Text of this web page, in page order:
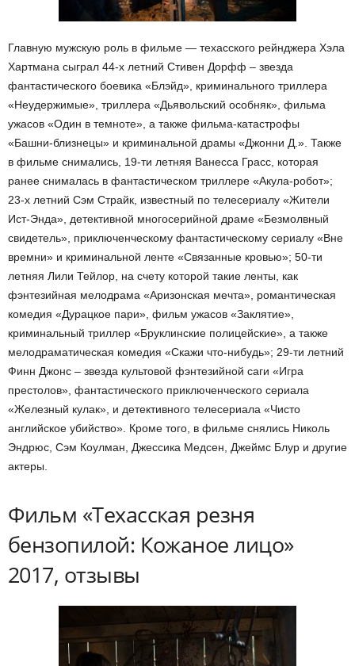
Главную мужскую роль в фильме — техасского рейнджера Хэла
Хартмана сыграл 44-х летний Стивен Дорфф – звезда
фантастического боевика «Блэйд», криминального триллера
«Неудержимые», триллера «Дьявольский особняк», фильма
ужасов «Один в темноте», а также фильма-катастрофы
«Башни-близнецы» и криминальной драмы «Джонни Д.». Также
в фильме снимались, 19-ти летняя Ванесса Грасс, которая
ранее снималась в фантастическом триллере «Акула-робот»;
23-х летний Сэм Страйк, известный по телесериалу «Жители
Ист-Энда», детективной многосерийной драме «Безмолвный
свидетель», приключенческому фантастическому сериалу «Вне
времни» и криминальной ленте «Связанные кровью»; 50-ти
летняя Лили Тейлор, на счету которой такие ленты, как
фэнтезийная мелодрама «Аризонская мечта», романтическая
комедия «Дурацкое пари», фильм ужасов «Заклятие»,
криминальный триллер «Бруклинские полицейские», а также
мелодраматическая комедия «Скажи что-нибудь»; 29-ти летний
Финн Джонс – звезда культовой фэнтезийной саги «Игра
престолов», фантастического приключенческого сериала
«Железный кулак», и детективного телесериала «Чисто
английское убийство». Кроме того, в фильме снялись Николь
Эндрюс, Сэм Коулман, Джессика Медсен, Джеймс Блур и другие
актеры.
Фильм «Техасская резня
бензопилой: Кожаное лицо»
2017, отзывы